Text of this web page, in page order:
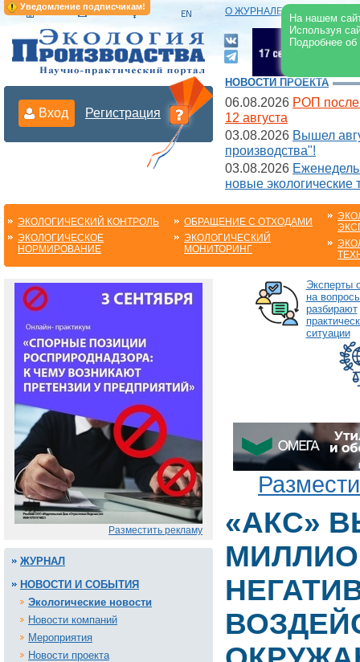
Уведомление подписчикам!
На нашем
Используя
Подробнее
О ЖУРНАЛЕ |
Вход Регистрация
НОВОСТИ ПРОЕКТА
06.08.2026 РОП после
12 августа
03.08.2026 Вышел
производства"!
03.08.2026
новые экологические
ЭКОЛОГИЧЕСКИЙ КОНТРОЛЬ
ЭКОЛОГИЧЕСКОЕ
НОРМИРОВАНИЕ
ОБРАЩЕНИЕ С ОТХОДАМИ
ЭКОЛОГИЧЕСКИЙ
МОНИТОРИНГ
Разместить рекламу
ЖУРНАЛ
НОВОСТИ И СОБЫТИЯ
Экологические новости
Новости компаний
Мероприятия
Новости проекта
Эксперты
на
разбирают
ситуации
«АКС»